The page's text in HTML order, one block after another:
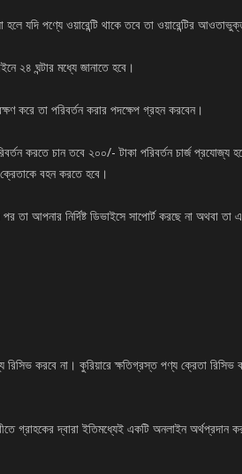
যদি পণ্যে ওয়ারেন্টি থাকে তবে তা ওয়ারেন্টির
২৪ ঘন্টার মধ্যে জানাতে হবে।
করে তা পরিবর্তন করার পদক্ষেপ গ্রহন করবেন।
করতে চান তবে ২০০/- টাকা পরিবর্তন চার্জ প্রযোজ্য
বহন করতে হবে।
পর তা আপনার নির্দিষ্ট ডিভাইসে সাপোর্ট করছে না
করবে না। কুরিয়ারে ক্ষতিগ্রস্ত পণ্য ক্রেতা
গ্রাহকের দ্বারা ইতিমধ্যেই একটি অনলাইন অর্থপ্রদান